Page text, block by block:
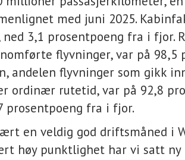
med juni 2025.
ned 3,1 prosentpoeng fra i fjor.
flyvninger, var på 98,5
andelen flyvninger som gikk
ordinær rutetid, var på 92,8
prosentpoeng fra i fjor.
en veldig god driftsmåned i
høy punktlighet har vi satt ny